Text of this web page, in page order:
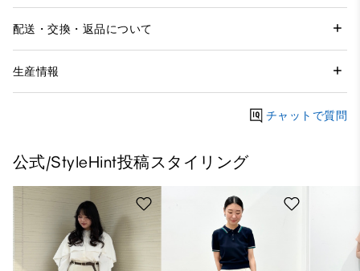
配送・交換・返品について
生産情報
チャットで質問
公式/StyleHint投稿スタイリング